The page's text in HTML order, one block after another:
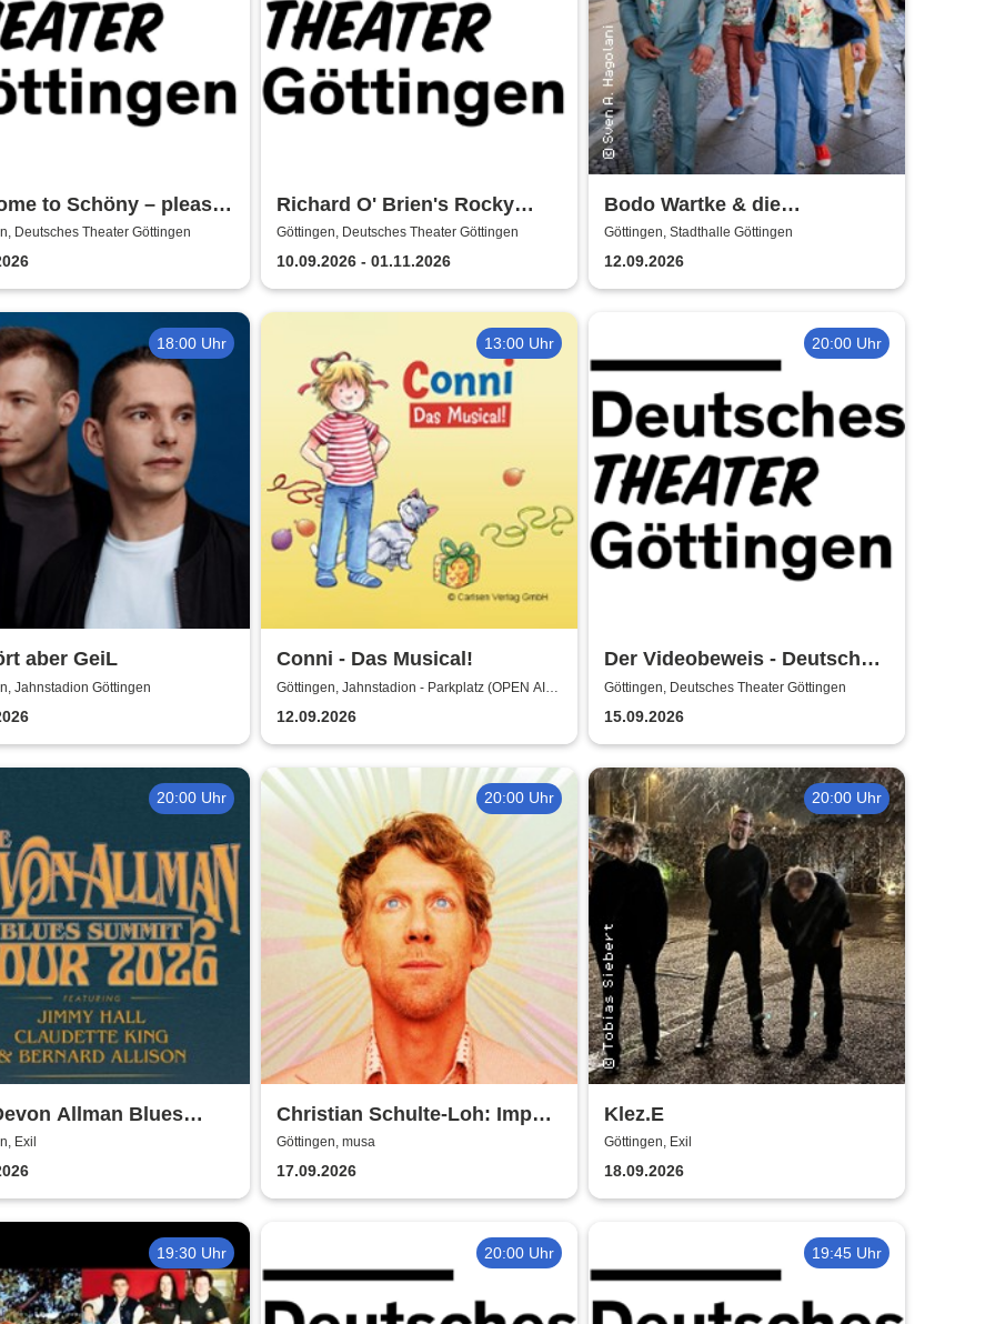
to Schöny – please
fuck out!
Deutsches Theater Göttingen
Richard O' Brien's Rocky
Horror Show - Deutsches
Theater Göttingen
Göttingen, Deutsches Theater Göttingen
10.09.2026 - 01.11.2026
Bodo Wartke & die
SchönenGutenA-Band - In
guter Begleitung
Göttingen, Stadthalle Göttingen
12.09.2026
18:00 Uhr
aber GeiL
Jahnstadion Göttingen
13:00 Uhr
Conni - Das Musical!
Göttingen, Jahnstadion - Parkplatz (OPEN AIR)
12.09.2026
20:00 Uhr
Der Videobeweis - Deutsches
Theater Göttingen
Göttingen, Deutsches Theater Göttingen
15.09.2026
20:00 Uhr
Allman Blues
- European Tour 2026
Exil
20:00 Uhr
Christian Schulte-Loh: Import
Export
Göttingen, musa
17.09.2026
20:00 Uhr
Klez.E
Göttingen, Exil
18.09.2026
19:30 Uhr 20:00 Uhr 19:45 Uhr